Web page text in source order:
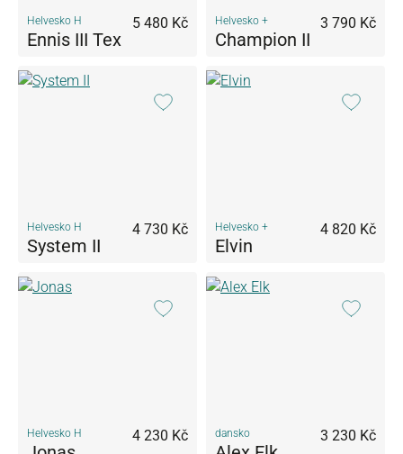
Helvesko H
Ennis III Tex
5 480 Kč Helvesko +
Champion II
3 790 Kč
Helvesko H
System II
4 730 Kč Helvesko +
Elvin
4 820 Kč
Helvesko H 4 230 Kč dansko 3 230 Kč